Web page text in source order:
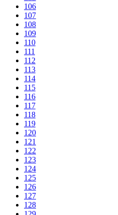
106
107
108
109
110
111
112
113
114
115
116
117
118
119
120
121
122
123
124
125
126
127
128